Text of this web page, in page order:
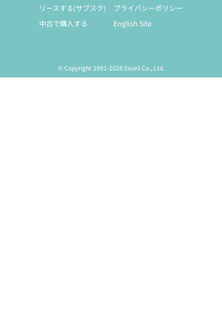
リースする(サブスク)
中古で購入する
プライバシーポリシー
English Site
© Copyright 1991-2026 Exseli Co., Ltd.